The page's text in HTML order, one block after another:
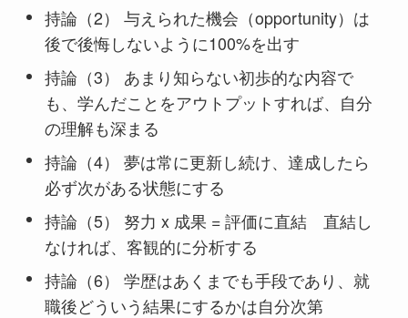
持論（2） 与えられた機会（opportunity）は​
後で後悔しないように100%を出す
持論（3） あまり知らない初歩的な内容で
も、​学んだことをアウトプットすれば、​自分
の理解も深まる​
持論（4） 夢は常に更新し続け、達成したら​
必ず次がある状態にする
持論（5） 努力 x 成果 = 評価に直結​ 直結し
なければ、客観的に分析する​
持論（6） 学歴はあくまでも手段であり、​就
職後どういう結果にするかは自分次第​